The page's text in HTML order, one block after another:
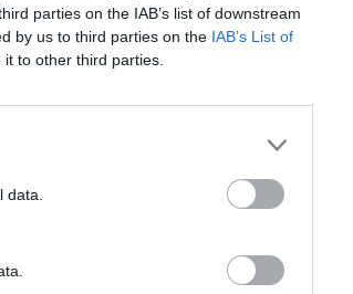
parties on the IAB’s list of downstream
by us to third parties on the IAB’s List of
to other third parties.
5 one-hit wonders που
διάσημοι από… ατύχημα
του
up